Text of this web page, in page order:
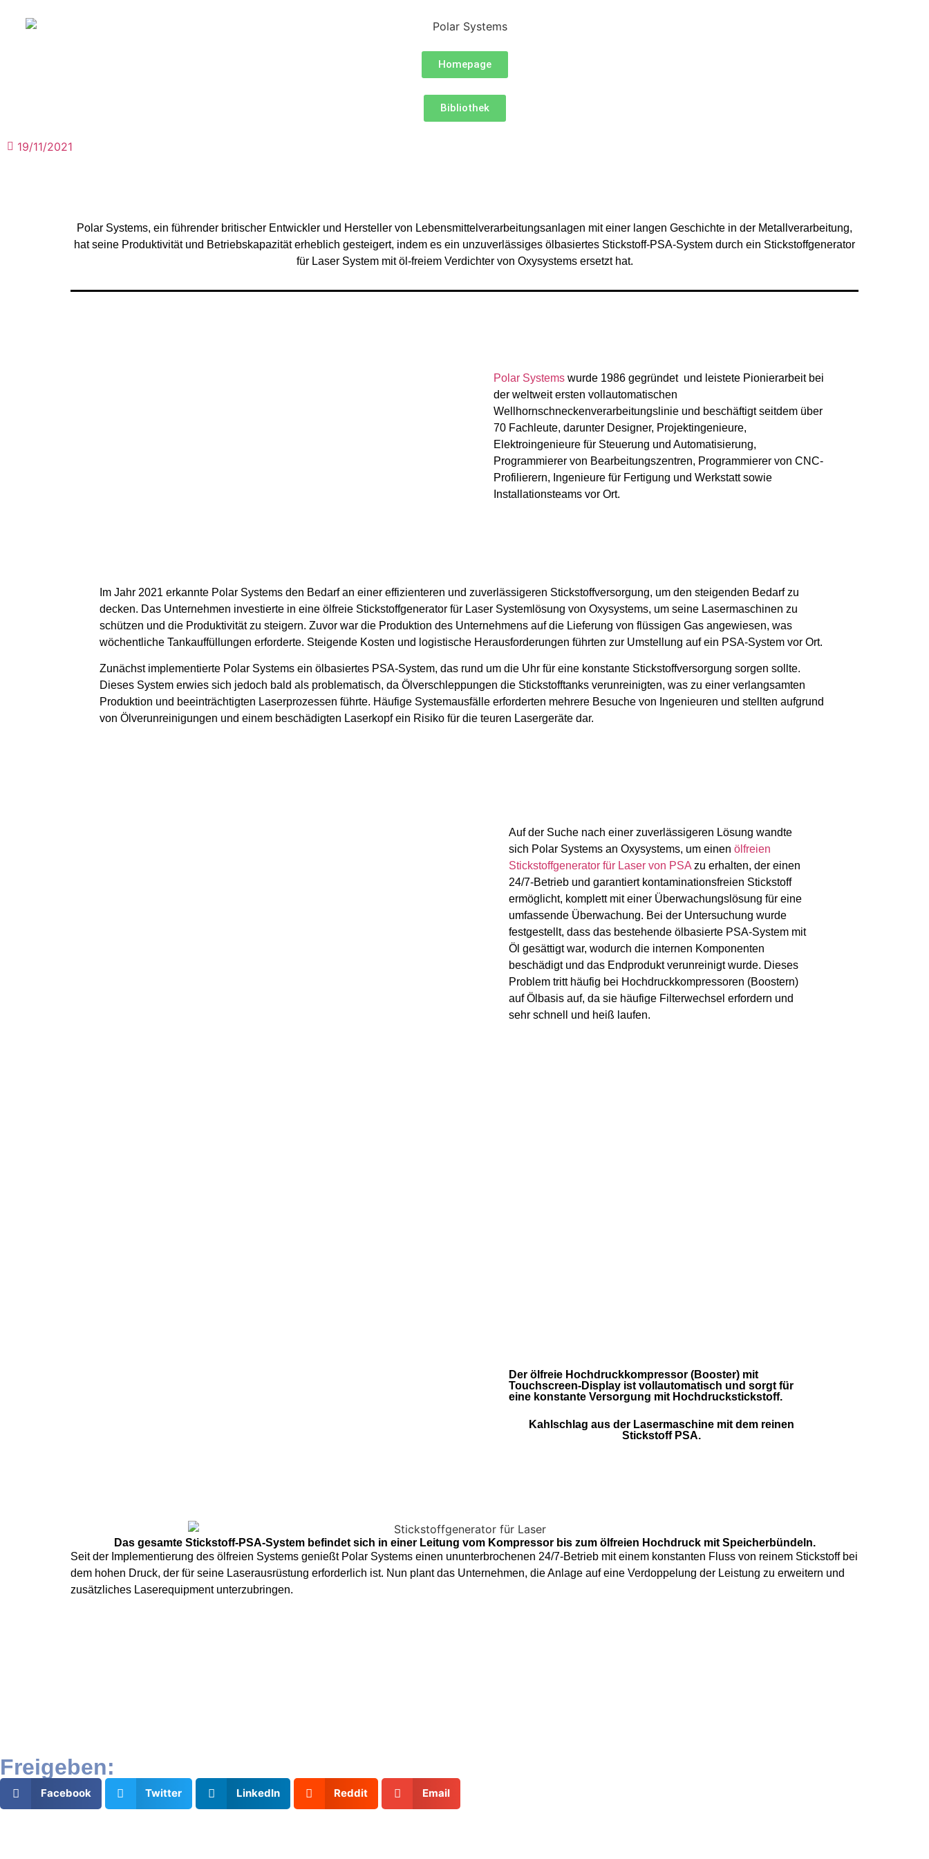
Homepage
Bibliothek
19/11/2021
Polar Systems, ein führender britischer Entwickler und Hersteller von Lebensmittelverarbeitungsanlagen mit einer langen Geschichte in der Metallverarbeitung,
hat seine Produktivität und Betriebskapazität erheblich gesteigert, indem es ein unzuverlässiges ölbasiertes Stickstoff-PSA-System durch ein Stickstoffgenerator
für Laser System mit öl-freiem Verdichter von Oxysystems ersetzt hat.
Polar Systems wurde 1986 gegründet und leistete Pionierarbeit bei
der weltweit ersten vollautomatischen
Wellhornschneckenverarbeitungslinie und beschäftigt seitdem über
70 Fachleute, darunter Designer, Projektingenieure,
Elektroingenieure für Steuerung und Automatisierung,
Programmierer von Bearbeitungszentren, Programmierer von CNC-
Profilierern, Ingenieure für Fertigung und Werkstatt sowie
Installationsteams vor Ort.
Im Jahr 2021 erkannte Polar Systems den Bedarf an einer effizienteren und zuverlässigeren Stickstoffversorgung, um den steigenden Bedarf zu
decken. Das Unternehmen investierte in eine ölfreie Stickstoffgenerator für Laser Systemlösung von Oxysystems, um seine Lasermaschinen zu
schützen und die Produktivität zu steigern. Zuvor war die Produktion des Unternehmens auf die Lieferung von flüssigen Gas angewiesen, was
wöchentliche Tankauffüllungen erforderte. Steigende Kosten und logistische Herausforderungen führten zur Umstellung auf ein PSA-System vor Ort.
Zunächst implementierte Polar Systems ein ölbasiertes PSA-System, das rund um die Uhr für eine konstante Stickstoffversorgung sorgen sollte.
Dieses System erwies sich jedoch bald als problematisch, da Ölverschleppungen die Stickstofftanks verunreinigten, was zu einer verlangsamten
Produktion und beeinträchtigten Laserprozessen führte. Häufige Systemausfälle erforderten mehrere Besuche von Ingenieuren und stellten aufgrund
von Ölverunreinigungen und einem beschädigten Laserkopf ein Risiko für die teuren Lasergeräte dar.
Auf der Suche nach einer zuverlässigeren Lösung wandte
sich Polar Systems an Oxysystems, um einen ölfreien
Stickstoffgenerator für Laser von PSA zu erhalten, der einen
24/7-Betrieb und garantiert kontaminationsfreien Stickstoff
ermöglicht, komplett mit einer Überwachungslösung für eine
umfassende Überwachung. Bei der Untersuchung wurde
festgestellt, dass das bestehende ölbasierte PSA-System mit
Öl gesättigt war, wodurch die internen Komponenten
beschädigt und das Endprodukt verunreinigt wurde. Dieses
Problem tritt häufig bei Hochdruckkompressoren (Boostern)
auf Ölbasis auf, da sie häufige Filterwechsel erfordern und
sehr schnell und heiß laufen.
Der ölfreie Hochdruckkompressor (Booster) mit
Touchscreen-Display ist vollautomatisch und sorgt für
eine konstante Versorgung mit Hochdruckstickstoff.
Kahlschlag aus der Lasermaschine mit dem reinen
Stickstoff PSA.
Das gesamte Stickstoff-PSA-System befindet sich in einer Leitung vom Kompressor bis zum ölfreien Hochdruck mit Speicherbündeln.
Seit der Implementierung des ölfreien Systems genießt Polar Systems einen ununterbrochenen 24/7-Betrieb mit einem konstanten Fluss von reinem Stickstoff bei
dem hohen Druck, der für seine Laserausrüstung erforderlich ist. Nun plant das Unternehmen, die Anlage auf eine Verdoppelung der Leistung zu erweitern und
zusätzliches Laserequipment unterzubringen.
Freigeben:
Facebook Twitter LinkedIn Reddit Email